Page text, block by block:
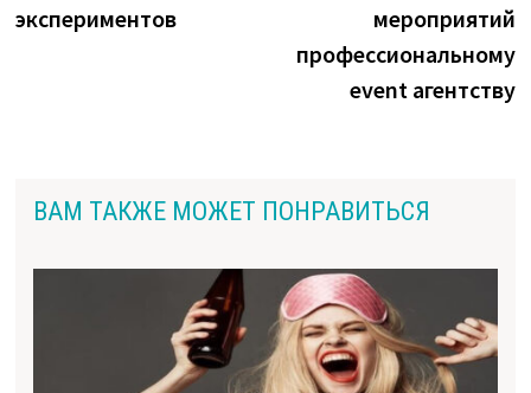
экспериментов
мероприятий
профессиональному
event агентству
ВАМ ТАКЖЕ МОЖЕТ ПОНРАВИТЬСЯ